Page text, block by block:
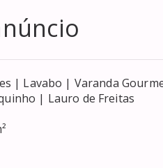
| Lavabo | Varanda
| Lauro de Freitas